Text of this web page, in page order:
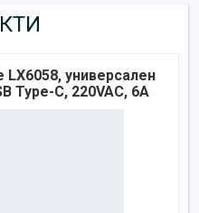
LX6058, универсален
Type-C, 220VAC, 6A